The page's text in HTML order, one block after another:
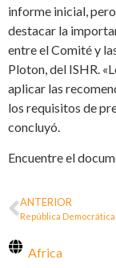
informe inicial,
destacar la
entre el Comité y
Ploton, del ISHR.
aplicar las
los requisitos de
concluyó.
Encuentre el
ANTERIOR
Africa